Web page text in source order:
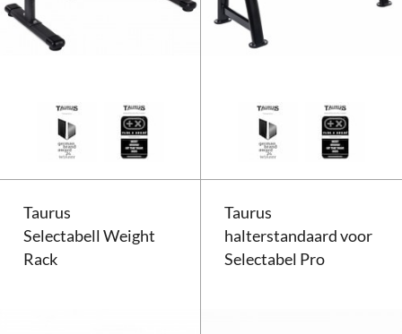
Taurus
Selectabell Weight
Rack
Taurus
halterstandaard voor
Selectabel Pro